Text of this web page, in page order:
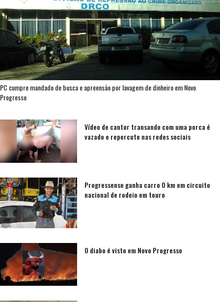
PC cumpre mandado de busca e apreensão por lavagem de dinheiro em Novo
Progresso
Vídeo de cantor transando com uma porca é
vazado e repercute nas redes sociais
Progressense ganha carro 0 km em circuito
nacional de rodeio em touro
O diabo é visto em Novo Progresso